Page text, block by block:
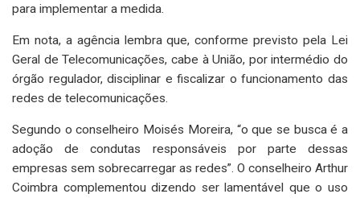
para implementar a medida.
Em nota, a agência lembra que, conforme previsto pela Lei
Geral de Telecomunicações, cabe à União, por intermédio do
órgão regulador, disciplinar e fiscalizar o funcionamento das
redes de telecomunicações.
Segundo o conselheiro Moisés Moreira, “o que se busca é a
adoção de condutas responsáveis por parte dessas
empresas sem sobrecarregar as redes”. O conselheiro Arthur
Coimbra complementou dizendo ser lamentável que o uso